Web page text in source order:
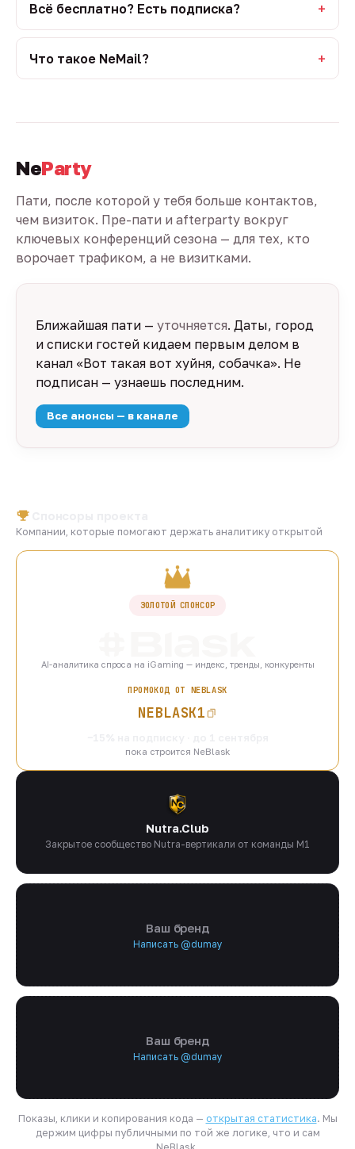
Всё бесплатно? Есть подписка?
Что такое NeMail?
NeParty
Пати, после которой у тебя больше контактов,
чем визиток. Пре-пати и afterparty вокруг
ключевых конференций сезона — для тех, кто
ворочает трафиком, а не визитками.
Ближайшая пати — уточняется. Даты, город
и списки гостей кидаем первым делом в
канал «Вот такая вот хуйня, собачка». Не
подписан — узнаешь последним.
Все анонсы — в канале
Компании, которые помогают держать аналитику открытой
ЗОЛОТОЙ СПОНСОР
AI-аналитика спроса на iGaming — индекс, тренды, конкуренты
ПРОМОКОД ОТ NEBLASK
NEBLASK1
пока строится NeBlask
Nutra.Club
Закрытое сообщество Nutra-вертикали от команды M1
Ваш бренд
Написать @dumay
Ваш бренд
Написать @dumay
Показы, клики и копирования кода — открытая статистика. Мы
держим цифры публичными по той же логике, что и сам